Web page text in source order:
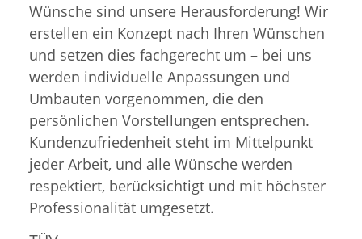
Wünsche sind unsere Herausforderung! Wir
erstellen ein Konzept nach Ihren Wünschen
und setzen dies fachgerecht um – bei uns
werden individuelle Anpassungen und
Umbauten vorgenommen, die den
persönlichen Vorstellungen entsprechen.
Kundenzufriedenheit steht im Mittelpunkt
jeder Arbeit, und alle Wünsche werden
respektiert, berücksichtigt und mit höchster
Professionalität umgesetzt.